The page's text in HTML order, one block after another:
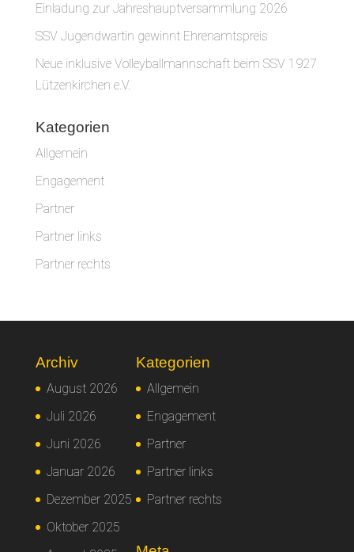
Einladung zur Jahreshauptversammlung 2026
SSV Jugendwartin gewinnt Ehrenamtspreis
Neue inklusive Volleyballmannschaft beim SSV 1927
Lützenkirchen e.V.
Kategorien
Allgemein
Engagement
Partner
Partner links
Partner rechts
Archiv
August 2026
Juli 2026
Juni 2026
Januar 2026
Dezember 2025
Oktober 2025
Kategorien
Allgemein
Engagement
Partner
Partner links
Partner rechts